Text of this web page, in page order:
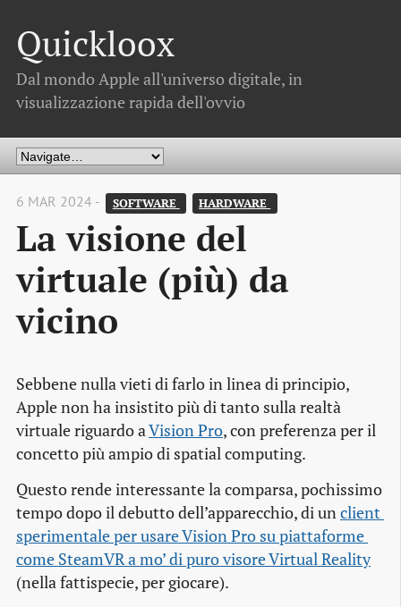
Quickloox
Dal mondo Apple all'universo digitale, in
visualizzazione rapida dell'ovvio
6 MAR 2024 - SOFTWARE HARDWARE
La visione del
virtuale (più) da
vicino
Sebbene nulla vieti di farlo in linea di principio,
Apple non ha insistito più di tanto sulla realtà
virtuale riguardo aVision Pro, con preferenza per il
concetto più ampio di spatial computing.
Questo rende interessante la comparsa, pochissimo
tempo dopo il debutto dell’apparecchio, di unclient
sperimentale per usare Vision Pro su piattaforme
come SteamVR a mo’ di puro visore Virtual Reality
(nella fattispecie, per giocare).